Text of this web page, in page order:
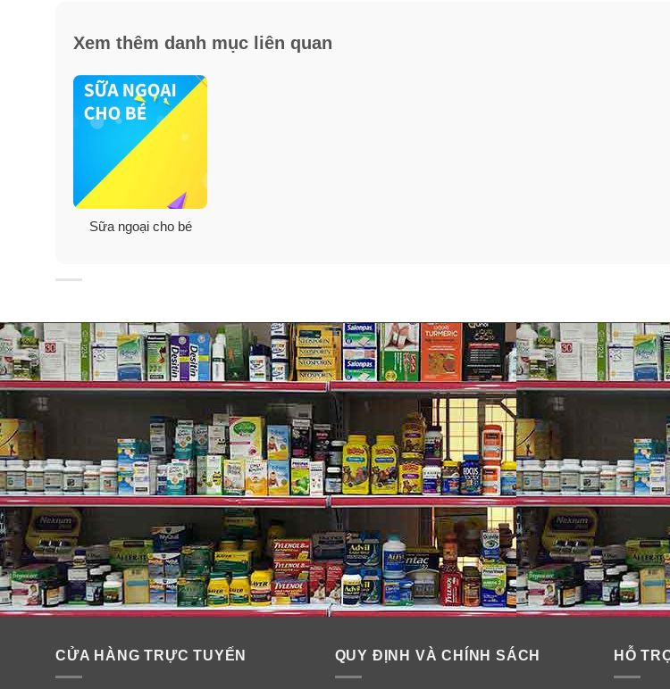
Các sản phẩm sữa AptaGrow dành cho từng độ tuổi
AptaGrow 1+: Dành cho bé từ 1 đến 3 tuổi:
✓Kẽm trong giai đoạn này để hỗ trợ quá trình hình thành hệ thống miễn dịch.
✓BBM16V là hỗn hợp cộng sinh được cấp bằng sáng chế của chúng tôi tác động tích cực đến
✓Hàm lượng đạm được đo lường phù hợp với sự phát triển của bé ở độ tuổi mới biết đi, nhằm
AptaGrow 3+: Dành cho bé từ 3 đến 6 tuổi:
Xem thêm danh mục liên quan
Sữa ngoại cho bé
CỬA HÀNG TRỰC TUYẾN QUY ĐỊNH VÀ CHÍNH SÁCH HỖ